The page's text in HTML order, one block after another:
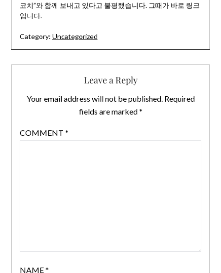
코치”와 함께 보내고 있다고 불평했습니다. 그때가 바로 링크
입니다.
Category: Uncategorized
Leave a Reply
Your email address will not be published. Required
fields are marked*
COMMENT *
NAME*